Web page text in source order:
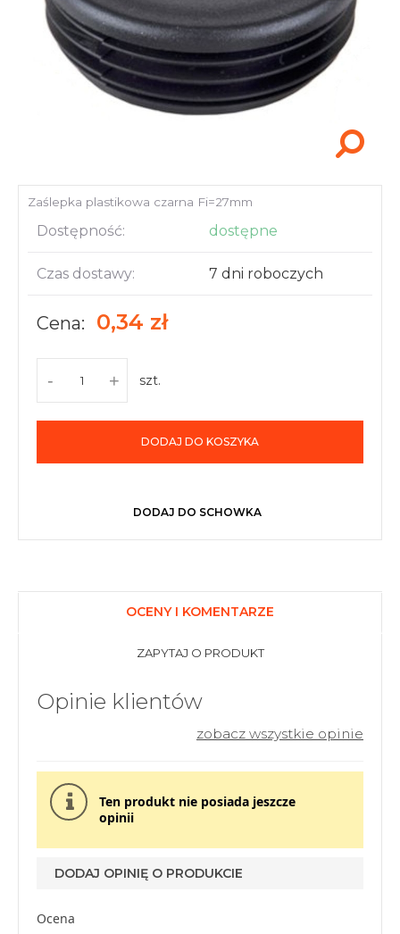
Akcesoria i narzędzia
Zaślepka plastikowa czarna Fi=27mm
Dostępność: dostępne
Czas dostawy: 7 dni roboczych
Cena: 0,34 zł
- + szt.
DODAJ DO KOSZYKA
DODAJ DO SCHOWKA
OCENY I KOMENTARZE
ZAPYTAJ O PRODUKT
Opinie klientów
zobacz wszystkie opinie
Ten produkt nie posiada jeszcze
opinii
DODAJ OPINIĘ O PRODUKCIE
Ocena